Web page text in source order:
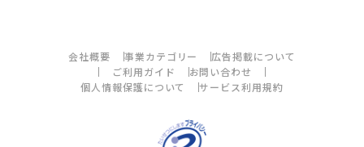
会社概要 事業カテゴリー
広告掲載について
ご利用ガイド
お問い合わせ
個人情報保護について
サービス利用規約